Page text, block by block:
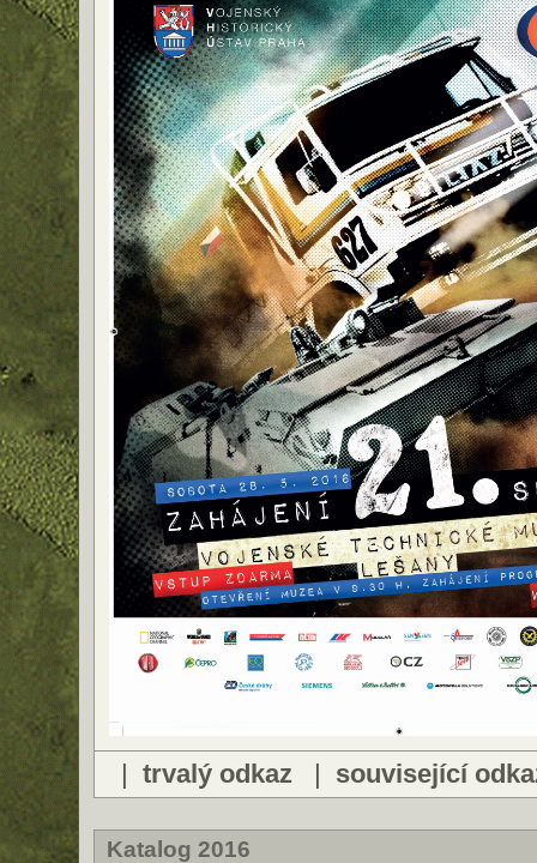
| trvalý odkaz | související
Katalog 2016